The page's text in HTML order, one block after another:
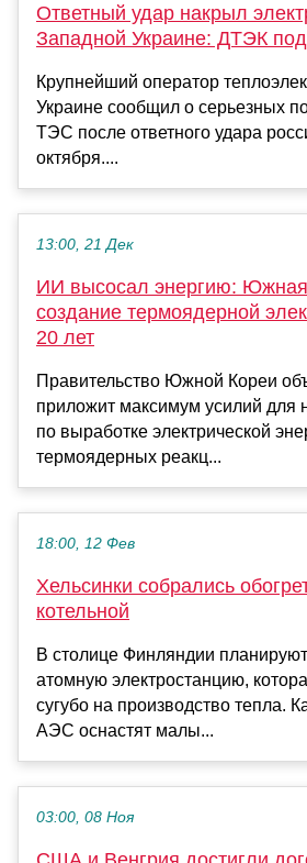
Ответный удар накрыл
Западной Украине: ДТЭК
Крупнейший оператор
Украине сообщил о серьезных
ТЭС после ответного удара
октября....
13:00, 21 Дек
ИИ высосал энергию: Южная
создание термоядерной
20 лет
Правительство Южной Кореи
приложит максимум усилий для
по выработке электрической
термоядерных реакц...
18:00, 12 Фев
Хельсинки собрались
котельной
В столице Финляндии
атомную электростанцию,
сугубо на производство тепла.
АЭС оснастят малы...
03:00, 08 Ноя